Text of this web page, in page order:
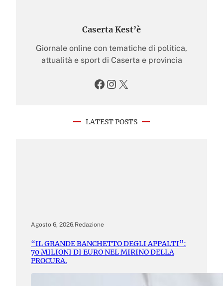
Caserta Kest’è
Giornale online con tematiche di politica,
attualità e sport di Caserta e provincia
Facebook Instagram X
LATEST POSTS
Agosto 6, 2026.Redazione
“IL GRANDE BANCHETTO DEGLI APPALTI”:
70 MILIONI DI EURO NEL MIRINO DELLA
PROCURA.